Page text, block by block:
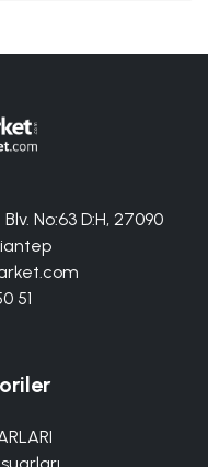
No:63 D:H, 27090
51